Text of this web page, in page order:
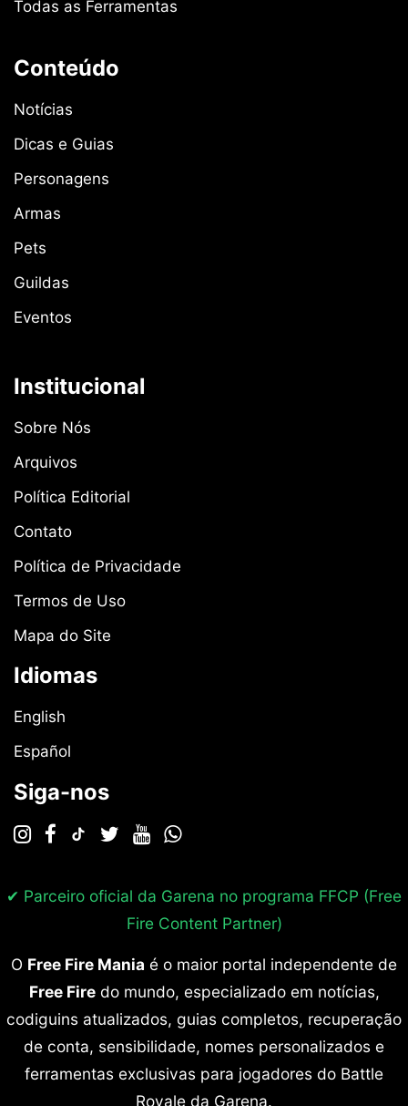
Todas as Ferramentas
Conteúdo
Notícias
Dicas e Guias
Personagens
Armas
Pets
Guildas
Eventos
Institucional
Sobre Nós
Arquivos
Política Editorial
Contato
Política de Privacidade
Termos de Uso
Mapa do Site
Idiomas
English
Español
Siga-nos
✔ Parceiro oficial da Garena no programa FFCP (Free
Fire Content Partner)
O Free Fire Mania é o maior portal independente de
Free Firedo mundo, especializado em notícias,
codiguins atualizados, guias completos, recuperação
de conta, sensibilidade, nomes personalizados e
ferramentas exclusivas para jogadores do Battle
Royale da Garena.